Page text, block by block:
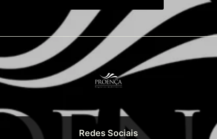
Redes Sociais